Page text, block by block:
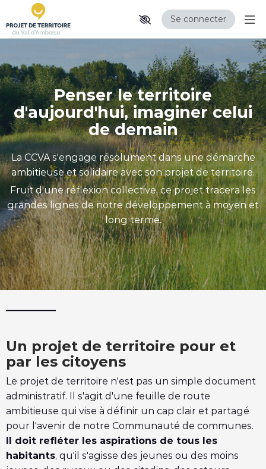
Se connecter
i
e
n
v
e
n
u
e
s
u
r
p
a
t
e
f
Penser le territoire
d'aujourd'hui, imaginer celui
de demain
La CCVA s'engage résolument dans une démarche
ambitieuse et solidaire avec son projet de territoire.
Fruit d'une réflexion collective, ce projet tracera les
grandes lignes de notre développement à moyen et
long terme.
Un projet de territoire pour et
par les citoyens
Le projet de territoire n'est pas un simple document
administratif. Il s'agit d'une feuille de route
ambitieuse qui vise à définir un cap clair et partagé
pour l'avenir de notre Communauté de communes.
Il doit refléter les aspirations de tous les
habitants, qu'il s'agisse des jeunes ou des moins